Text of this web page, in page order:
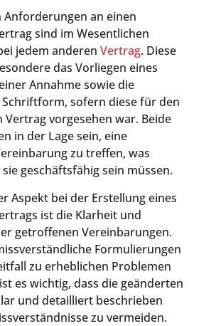
Anforderungen an einen
sind im Wesentlichen
jedem anderen Vertrag. Diese
das Vorliegen eines
Annahme sowie die
sofern diese für den
vorgesehen war. Beide
in der Lage sein, eine
zu treffen, was
geschäftsfähig sein müssen.
Aspekt bei der Erstellung eines
ist die Klarheit und
getroffenen Vereinbarungen.
Formulierungen
zu erheblichen Problemen
es wichtig, dass die geänderten
und detailliert beschrieben
zu vermeiden.